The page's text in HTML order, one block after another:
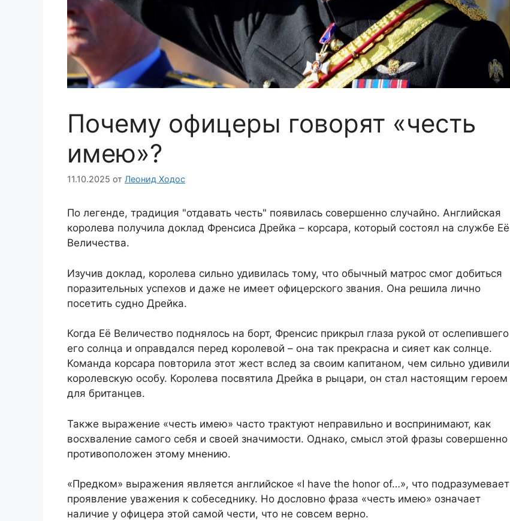
Почему офицеры говорят «честь
имею»?
11.10.2025 от Леонид Ходос
По легенде, традиция "отдавать честь" появилась совершенно случайно. Английская
королева получила доклад Френсиса Дрейка – корсара, который состоял на службе Её
Величества.
Изучив доклад, королева сильно удивилась тому, что обычный матрос смог добиться
поразительных успехов и даже не имеет офицерского звания. Она решила лично
посетить судно Дрейка.
Когда Её Величество поднялось на борт, Френсис прикрыл глаза рукой от ослепившего
его солнца и оправдался перед королевой – она так прекрасна и сияет как солнце.
Команда корсара повторила этот жест вслед за своим капитаном, чем сильно удивили
королевскую особу. Королева посвятила Дрейка в рыцари, он стал настоящим героем
для британцев.
Также выражение «честь имею» часто трактуют неправильно и воспринимают, как
восхваление самого себя и своей значимости. Однако, смысл этой фразы совершенно
противоположен этому мнению.
«Предком» выражения является английское «I have the honor of…», что подразумевает
проявление уважения к собеседнику. Но дословно фраза «честь имею» означает
наличие у офицера этой самой чести, что не совсем верно.